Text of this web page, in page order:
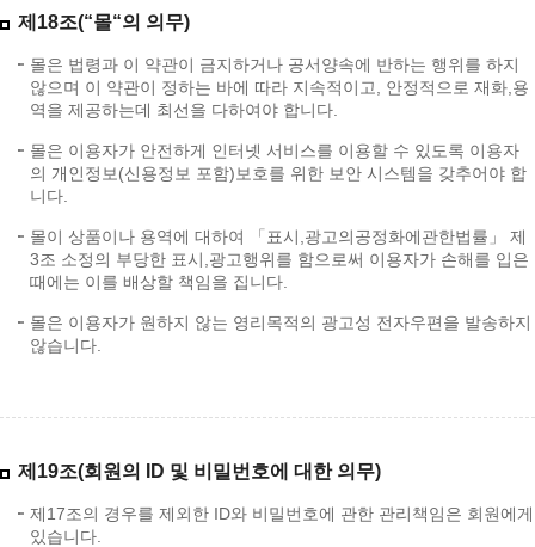
제18조(“몰“의 의무)
몰은 법령과 이 약관이 금지하거나 공서양속에 반하는 행위를 하지
않으며 이 약관이 정하는 바에 따라 지속적이고, 안정적으로 재화,용
역을 제공하는데 최선을 다하여야 합니다.
몰은 이용자가 안전하게 인터넷 서비스를 이용할 수 있도록 이용자
의 개인정보(신용정보 포함)보호를 위한 보안 시스템을 갖추어야 합
니다.
몰이 상품이나 용역에 대하여 「표시,광고의공정화에관한법률」 제
3조 소정의 부당한 표시,광고행위를 함으로써 이용자가 손해를 입은
때에는 이를 배상할 책임을 집니다.
몰은 이용자가 원하지 않는 영리목적의 광고성 전자우편을 발송하지
않습니다.
제19조(회원의 ID 및 비밀번호에 대한 의무)
제17조의 경우를 제외한 ID와 비밀번호에 관한 관리책임은 회원에게
있습니다.